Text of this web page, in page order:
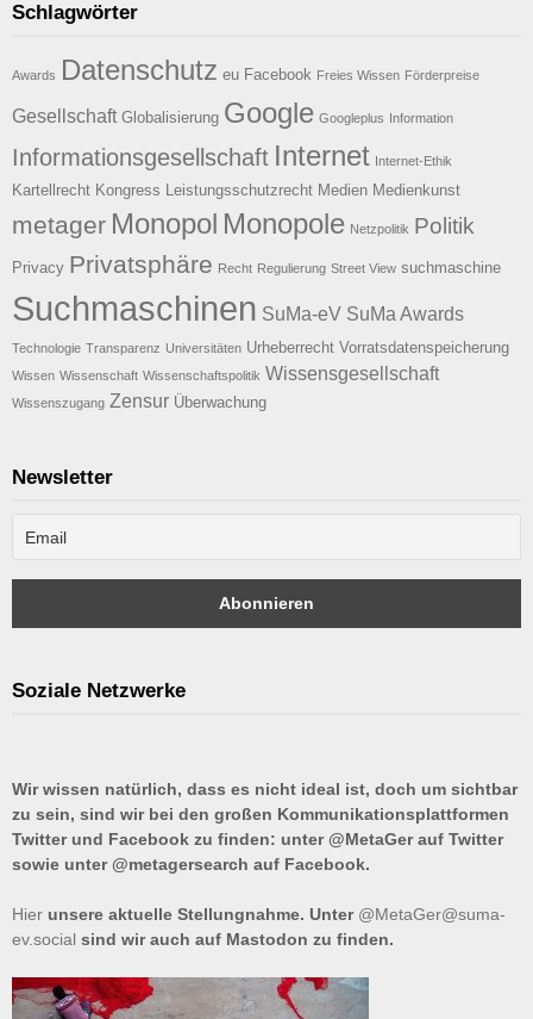
Schlagwörter
Awards Datenschutz eu Facebook Freies Wissen Förderpreise
Gesellschaft Globalisierung Google Googleplus Information
Informationsgesellschaft Internet Internet-Ethik
Kartellrecht Kongress Leistungsschutzrecht Medien Medienkunst
metager Monopol Monopole Netzpolitik Politik
Privacy Privatsphäre Recht Regulierung Street View suchmaschine
Suchmaschinen SuMa-eV SuMa Awards
Technologie Transparenz Universitäten Urheberrecht Vorratsdatenspeicherung
Wissen Wissenschaft Wissenschaftspolitik Wissensgesellschaft
Wissenszugang Zensur Überwachung
Newsletter
Soziale Netzwerke
Wir wissen natürlich, dass es nicht ideal ist, doch um sichtbar
zu sein, sind wir bei den großen Kommunikationsplattformen
Twitter und Facebook zu finden: unter @MetaGer auf Twitter
sowie unter @metagersearch auf Facebook.
Hier unsere aktuelle Stellungnahme. Unter @MetaGer@suma-
ev.social sind wir auch auf Mastodon zu finden.